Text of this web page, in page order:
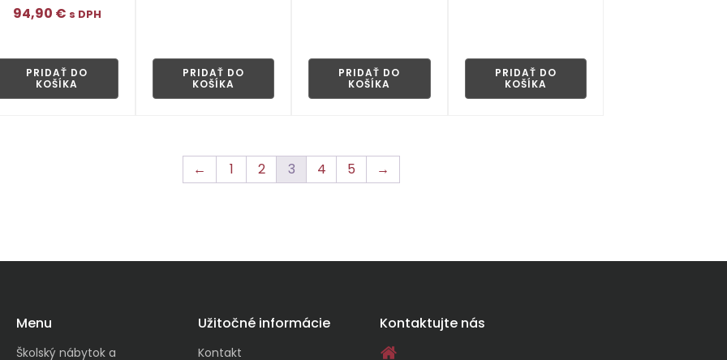
94,90 € s DPH
PRIDAŤ DO
KOŠÍKA
PRIDAŤ DO
KOŠÍKA
PRIDAŤ DO
KOŠÍKA
PRIDAŤ DO
KOŠÍKA
← 1 2 3 4 5 →
Menu
Školský nábytok a
Užitočné informácie
Kontakt
Kontaktujte nás